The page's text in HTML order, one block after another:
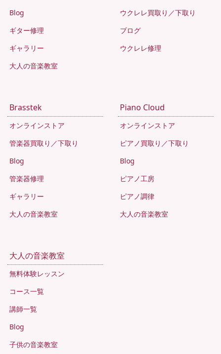
Blog
ギター修理
ギャラリー
大人の音楽教室
ウクレレ買取り／下取り
ブログ
ウクレレ修理
Brasstek
オンラインストア
管楽器買取り／下取り
Blog
管楽器修理
ギャラリー
大人の音楽教室
Piano Cloud
オンラインストア
ピアノ買取り／下取り
Blog
ピアノ工房
ピアノ調律
大人の音楽教室
大人の音楽教室
無料体験レッスン
コース一覧
講師一覧
Blog
子供の音楽教室